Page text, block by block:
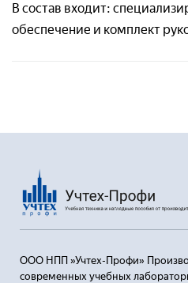
В состав входит:
обеспечение и комплект
ООО НПП »Учтех-Профи»
современных учебных
Пользовательским